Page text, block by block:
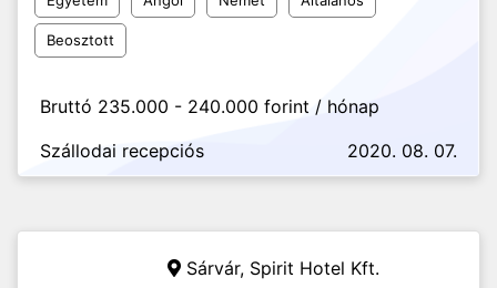
Beosztott
Bruttó 235.000 - 240.000 forint / hónap
Szállodai recepciós
2020. 08. 07.
Sárvár, Spirit Hotel Kft.